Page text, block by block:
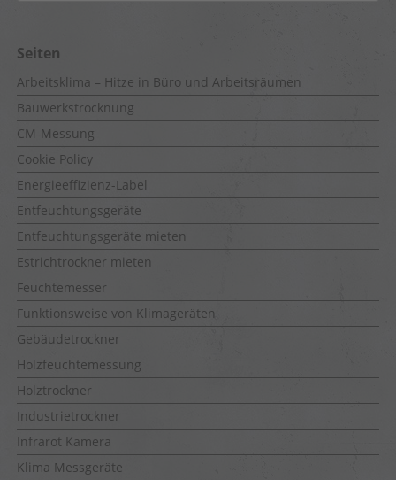
Seiten
Arbeitsklima – Hitze in Büro und Arbeitsräumen
Bauwerkstrocknung
CM-Messung
Cookie Policy
Energieeffizienz-Label
Entfeuchtungsgeräte
Entfeuchtungsgeräte mieten
Estrichtrockner mieten
Feuchtemesser
Funktionsweise von Klimageräten
Gebäudetrockner
Holzfeuchtemessung
Holztrockner
Industrietrockner
Infrarot Kamera
Klima Messgeräte